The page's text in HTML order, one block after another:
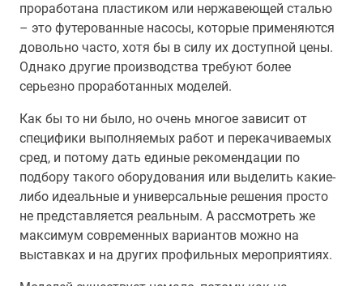
проработана пластиком или нержавеющей сталью
– это футерованные насосы, которые применяются
довольно часто, хотя бы в силу их доступной цены.
Однако другие производства требуют более
серьезно проработанных моделей.
Как бы то ни было, но очень многое зависит от
специфики выполняемых работ и перекачиваемых
сред, и потому дать единые рекомендации по
подбору такого оборудования или выделить какие-
либо идеальные и универсальные решения просто
не представляется реальным. А рассмотреть же
максимум современных вариантов можно на
выставках и на других профильных мероприятиях.